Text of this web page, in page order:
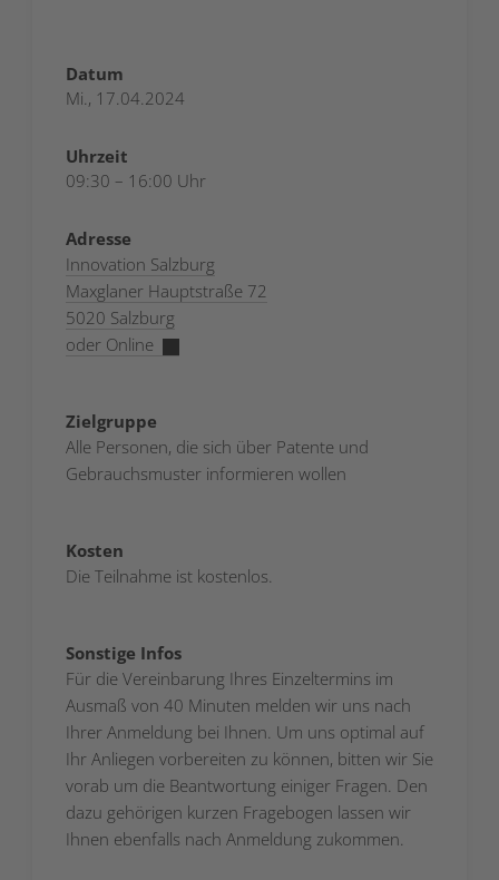
Datum
Mi., 17.04.2024
Uhrzeit
09:30 – 16:00 Uhr
Adresse
Innovation Salzburg
Maxglaner Hauptstraße 72
5020 Salzburg
oder Online
Zielgruppe
Alle Personen, die sich über Patente und
Gebrauchsmuster informieren wollen
Kosten
Die Teilnahme ist kostenlos.
Sonstige Infos
Für die Vereinbarung Ihres Einzeltermins im
Ausmaß von 40 Minuten melden wir uns nach
Ihrer Anmeldung bei Ihnen. Um uns optimal auf
Ihr Anliegen vorbereiten zu können, bitten wir Sie
vorab um die Beantwortung einiger Fragen. Den
dazu gehörigen kurzen Fragebogen lassen wir
Ihnen ebenfalls nach Anmeldung zukommen.